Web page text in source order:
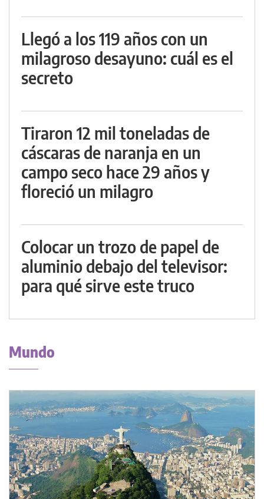
Llegó a los 119 años con un
milagroso desayuno: cuál es el
secreto
Tiraron 12 mil toneladas de
cáscaras de naranja en un
campo seco hace 29 años y
floreció un milagro
Colocar un trozo de papel de
aluminio debajo del televisor:
para qué sirve este truco
Mundo